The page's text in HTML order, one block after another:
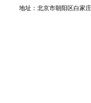
地址：北京市朝阳区白家